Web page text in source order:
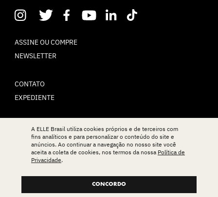
ASSINE OU COMPRE
NEWSLETTER
CONTATO
EXPEDIENTE
POLÍTICA DE PRIVACIDADE
TERMOS DE USO
A ELLE Brasil utiliza cookies próprios e de terceiros com
fins analíticos e para personalizar o conteúdo do site e
anúncios. Ao continuar a navegação no nosso site você
aceita a coleta de cookies, nos termos da nossa Política de
Privacidade.
CONCORDO